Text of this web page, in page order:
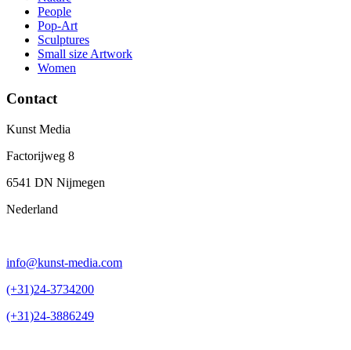
People
Pop-Art
Sculptures
Small size Artwork
Women
Contact
Kunst Media
Factorijweg 8
6541 DN Nijmegen
Nederland
info@kunst-media.com
(+31)24-3734200
(+31)24-3886249